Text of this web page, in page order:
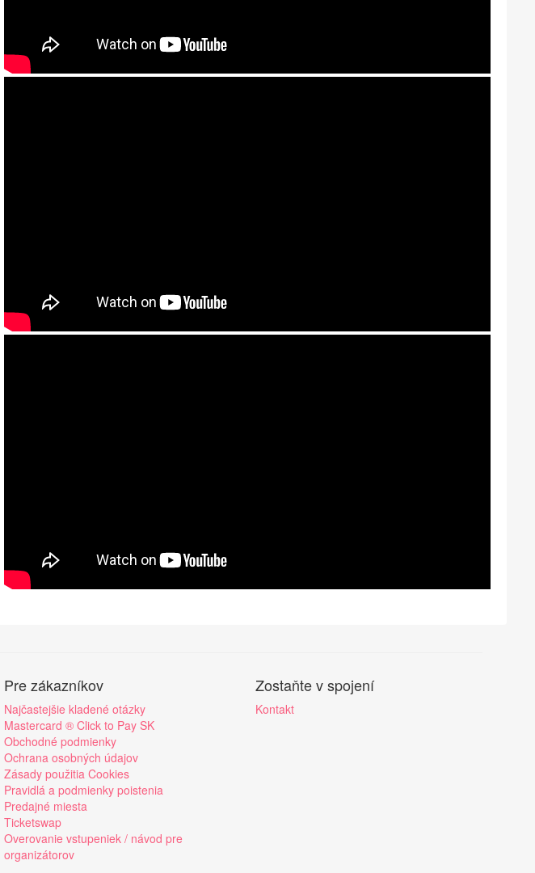
Pre zákazníkov
Najčastejšie kladené otázky
Mastercard ® Click to Pay SK
Obchodné podmienky
Ochrana osobných údajov
Zásady použitia Cookies
Pravidlá a podmienky poistenia
Predajné miesta
Ticketswap
Overovanie vstupeniek / návod pre
organizátorov
Zostaňte v spojení
Kontakt